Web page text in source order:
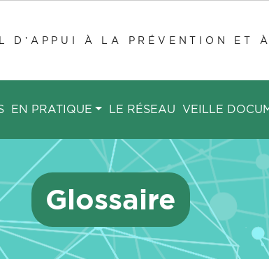
D’APPUI À LA PRÉVENTION ET
EN PRATIQUE LE RÉSEAU VEILLE
Glossaire